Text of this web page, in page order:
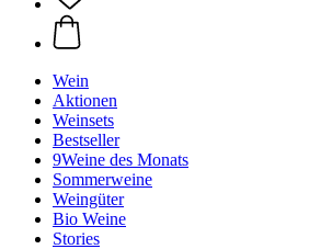
Wein
Aktionen
Weinsets
Bestseller
9Weine des Monats
Sommerweine
Weingüter
Bio Weine
Stories